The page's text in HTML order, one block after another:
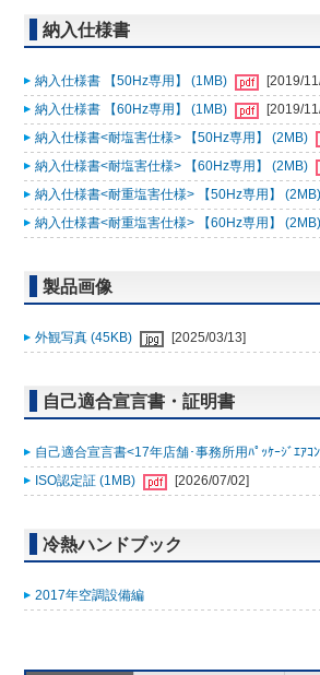
納入仕様書
納入仕様書 【50Hz専用】 (1MB)
[2019/
納入仕様書 【60Hz専用】 (1MB)
[2019/
納入仕様書<耐塩害仕様> 【50Hz専用】 (2MB)
納入仕様書<耐塩害仕様> 【60Hz専用】 (2MB)
納入仕様書<耐重塩害仕様> 【50Hz専用】 (2MB)
納入仕様書<耐重塩害仕様> 【60Hz専用】 (2MB)
製品画像
外観写真 (45KB) [2025/03/13]
自己適合宣言書・証明書
自己適合宣言書<17年店舗･事務所用ﾊﾟｯｹｰｼﾞｴｱｺ
ISO認定証 (1MB)
[2026/07/02]
冷熱ハンドブック
2017年空調設備編